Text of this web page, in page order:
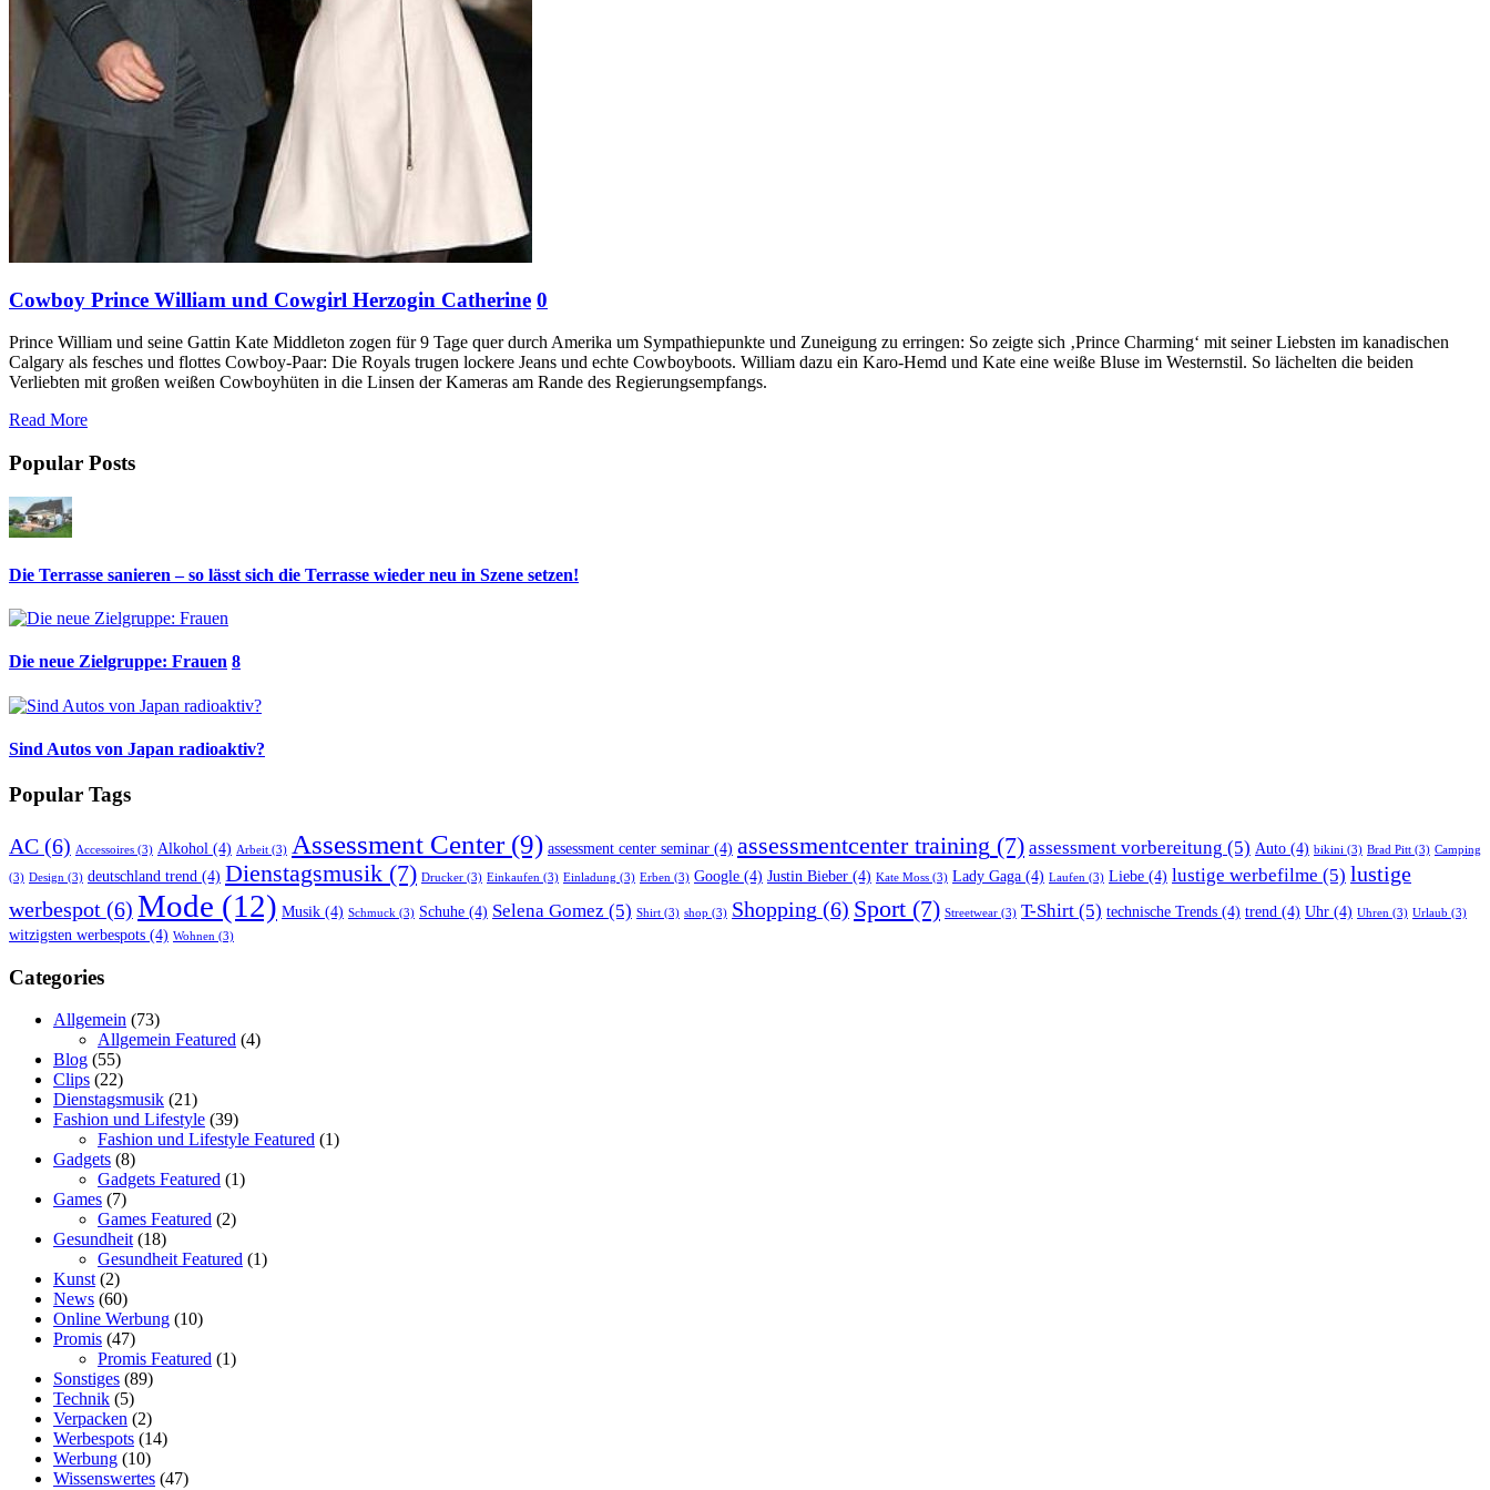
Cowboy Prince William und Cowgirl Herzogin Catherine 0
Prince William und seine Gattin Kate Middleton zogen für 9 Tage quer durch Amerika um Sympathiepunkte und Zuneigung zu erringen: So zeigte sich ‚Prince Charming‘ mit seiner Liebsten im kanadischen
Calgary als fesches und flottes Cowboy-Paar: Die Royals trugen lockere Jeans und echte Cowboyboots. William dazu ein Karo-Hemd und Kate eine weiße Bluse im Westernstil. So lächelten die beiden
Verliebten mit großen weißen Cowboyhüten in die Linsen der Kameras am Rande des Regierungsempfangs.
Read More
Popular Posts
Die Terrasse sanieren – so lässt sich die Terrasse wieder neu in Szene setzen!
Die neue Zielgruppe: Frauen 8
Sind Autos von Japan radioaktiv?
Popular Tags
AC (6) Accessoires (3) Alkohol (4) Arbeit (3) Assessment Center(9) assessment center seminar (4) assessmentcenter training (7) assessment vorbereitung (5) Auto (4) bikini (3) Brad Pitt (3) Camping
(3) Design (3) deutschland trend (4) Dienstagsmusik (7) Drucker (3) Einkaufen (3) Einladung (3) Erben (3) Google (4) Justin Bieber (4) Kate Moss (3) Lady Gaga (4) Laufen (3) Liebe (4) lustige werbefilme (5) lustige
werbespot (6) Mode (12) Musik (4) Schmuck (3) Schuhe (4) Selena Gomez (5) Shirt (3) shop (3) Shopping (6) Sport (7) Streetwear (3) T-Shirt (5) technische Trends (4) trend (4) Uhr (4) Uhren (3) Urlaub (3)
witzigsten werbespots (4) Wohnen (3)
Categories
Allgemein (73)
Allgemein Featured (4)
Blog (55)
Clips (22)
Dienstagsmusik (21)
Fashion und Lifestyle (39)
Fashion und Lifestyle Featured (1)
Gadgets (8)
Gadgets Featured (1)
Games (7)
Games Featured (2)
Gesundheit(18)
Gesundheit Featured (1)
Kunst(2)
News (60)
Online Werbung (10)
Promis (47)
Promis Featured (1)
Sonstiges (89)
Technik (5)
Verpacken (2)
Werbespots (14)
Werbung (10)
Wissenswertes (47)